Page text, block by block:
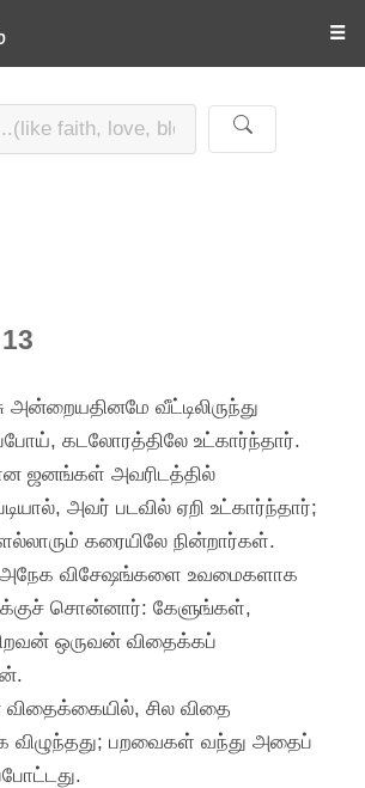
☰
அன்றையதினமே வீட்டிலிருந்து
கடலோரத்திலே உட்கார்ந்தார்.
ஜனங்கள் அவரிடத்தில்
அவர் படவில் ஏறி உட்கார்ந்தார்;
கரையிலே நின்றார்கள்.
விசேஷங்களை உவமைகளாக
சொன்னார்: கேளுங்கள்,
ஒருவன் விதைக்கப்
சில விதை
விழுந்தது; பறவைகள் வந்து அதைப்